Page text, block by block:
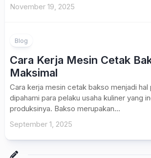
November 19, 2025
Blog
Cara Kerja Mesin Cetak
Maksimal
Cara kerja mesin cetak bakso menjadi hal
dipahami para pelaku usaha kuliner yang
produksinya. Bakso merupakan...
September 1, 2025